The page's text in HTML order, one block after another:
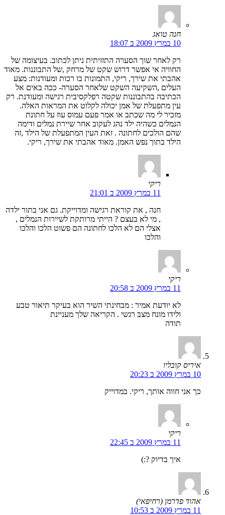
חנה טואג
10 במרץ 2009 ב 18:07
רק לאחר שוך הסערה התזזיתית ניתן לכתוב. בעיצומה של
החוויה אי אפשר דרוש שקט של מרחק ,של התבוננות. מאוד
אהבתי את שירך, ריקי, התמונות בו רכות ומעודנות: מצע
העלים ,השקיעה השקט שלאחר הסערה- ככה באים אל
הכתיבה בהתבוננות שקטה רפלקסיבית רגישה ומעודנת. רק
עין מתפעלת של אמן יכולה לקלוט את המראות האלה.
מזכיר לי מה שכתב או אמר פעם עמוס עוז על חתונת
הנמלים כשהיה ילד נהג לעקוב אחר שיירת נמלים ודימה
שהם הולכים לחתונה . זאת העין המתפעלת של הילד ,זה
הילד בתוך נפש האמן. מאוד אהבתי את שירך, ריקי.
ריקי
11 במרץ 2009 ב 21:01
חנה , את קוראת רגישה ומדוייקת. גם אני בתור ילדה
, מי לא בעצם ? הייתי מרותקת לשיירות הנמלים ,
אצלי הם לא הלכו לחתונה הם פשוט הלכו והלכו
והלכו
ריקי
11 במרץ 2009 ב 20:58
לא יודעת אמיר : מבחינתי השיר הוא בעיקר תיאור טבע
ולידו מונח מצב רגשי . הקריאה שלך מעניינת
תודה
איריס קובליו
10 במרץ 2009 ב 20:23
כך אני חווה אותך, ריקי. במדוייק
ריקי
11 במרץ 2009 ב 22:45
איך בדיוק ?:)
אהוד פדרמן (רחיפאי)
11 במרץ 2009 ב 10:53